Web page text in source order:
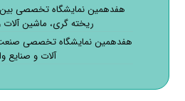
هفدهمین نمایشگاه تخصصی بین
ریخته گری، ماشین آلات
هفدهمین نمایشگاه تخصصی
آلات و صنایع